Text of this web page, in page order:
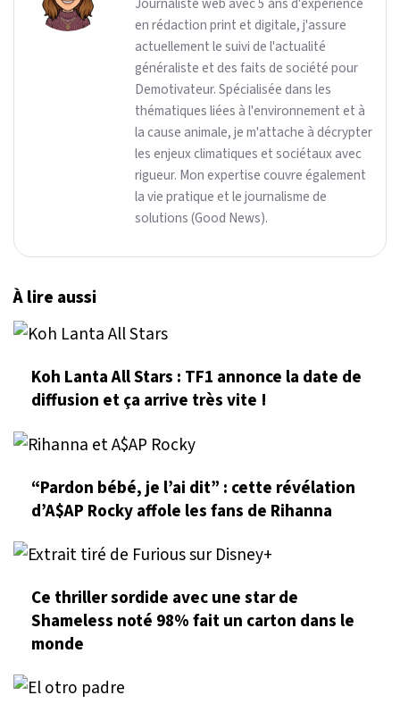
en rédaction print et digitale, j'assure
actuellement le suivi de l'actualité
généraliste et des faits de société pour
Demotivateur. Spécialisée dans les
thématiques liées à l'environnement et à
la cause animale, je m'attache à décrypter
les enjeux climatiques et sociétaux avec
rigueur. Mon expertise couvre également
la vie pratique et le journalisme de
solutions (Good News).
À lire aussi
Koh Lanta All Stars : TF1 annonce la date de
diffusion et ça arrive très vite !
“Pardon bébé, je l’ai dit” : cette révélation
d’A$AP Rocky affole les fans de Rihanna
Ce thriller sordide avec une star de
Shameless noté 98% fait un carton dans le
monde